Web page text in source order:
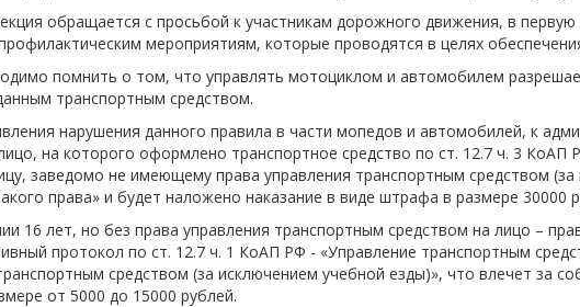
обращается с просьбой к участникам дорожного движения, в
мероприятиям, которые проводятся в целях
помнить о том, что управлять мотоциклом и автомобилем
транспортным средством.
нарушения данного правила в части мопедов и автомобилей, к
на которого оформлено транспортное средство по ст. 12.7 ч. 3 КоАП
заведомо не имеющему права управления транспортным средством
права» и будет наложено наказание в виде штрафа в размере 30000
16 лет, но без права управления транспортным средством на лицо –
протокол по ст. 12.7 ч. 1 КоАП РФ - «Управление транспортным
средством (за исключением учебной езды)», что влечет за
от 5000 до 15000 рублей.